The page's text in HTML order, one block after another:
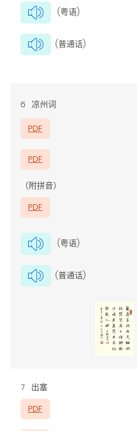
(粤语)
(普通话)
6 凉州词
PDF
PDF
（附拼音）
PDF
(粤语)
(普通话)
7 出塞
PDF